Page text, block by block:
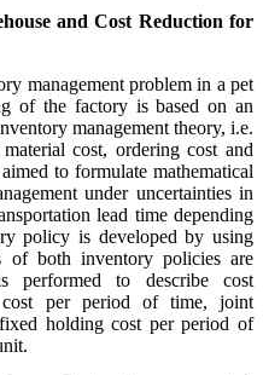
and Cost Reduction for
management problem in a pet
of the factory is based on an
management theory, i.e.
cost, ordering cost and
to formulate mathematical
under uncertainties in
lead time depending
policy is developed by using
of both inventory policies are
performed to describe cost
cost per period of time, joint
holding cost per period of